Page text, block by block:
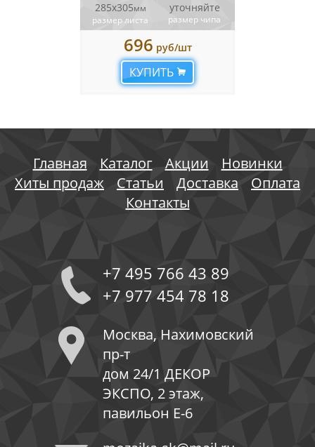
285x305мм
размер листа
уточняйте
размер чипа
696 руб/шт
КУПИТЬ
Главная Каталог Акции
Новинки
Хиты продаж
Статьи Доставка
Оплата
Контакты
+7 495 766 43 89
+7 977 454 78 18
Москва, Нахимовский
пр-т
дом 24/1 ДЕКОР
ЭКСПО, 2 этаж,
павильон Е-6